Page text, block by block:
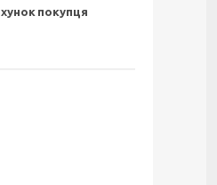
покупця